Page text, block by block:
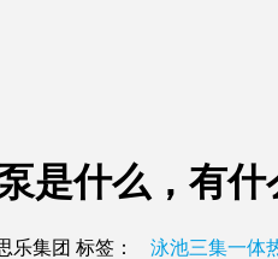
是什么，有什
乐集团 标签： 泳池三集一体